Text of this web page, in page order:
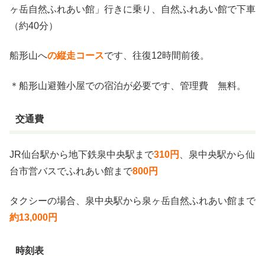
ヶ岳自然ふれあい館」行きに乗り、自然ふれあい館で下車
（約40分）
船形山への縦走コースです、往復12時間前後。
＊船形山避難小屋での宿泊が必要です、管理費 無料。
交通費
JR仙台駅から地下鉄泉中央駅まで310円
、泉中央駅から仙
台市営バスでふれあい館まで800円
タクシーの場合、泉中央駅から泉ヶ岳自然ふれあい館まで
約13,000円
時刻表